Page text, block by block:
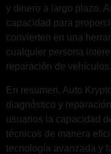
y dinero a largo plazo.
capacidad para
convierten en una
cualquier persona
reparación de vehículos.
En resumen, Auto
diagnóstico y
usuarios la capacidad
técnicos de manera
tecnología avanzada y